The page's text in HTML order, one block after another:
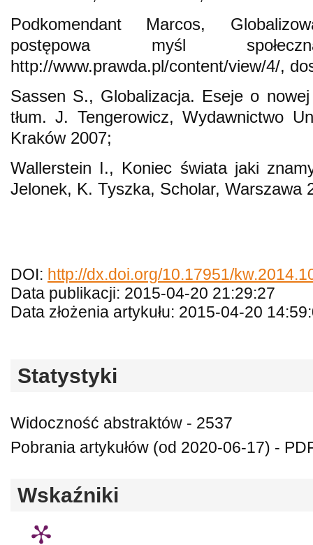
Podkomendant Marcos,
postępowa myśl
http://www.prawda.pl/content/view/4/,
Sassen S., Globalizacja. Eseje o
tłum. J. Tengerowicz, Wydawnictwo
Kraków 2007;
Wallerstein I., Koniec świata jaki
Jelonek, K. Tyszka, Scholar, Warszawa
DOI: http://dx.doi.org/10.17951/
Data publikacji: 2015-04-20 21:29:27
Data złożenia artykułu: 2015-04-20
Statystyki
Widoczność abstraktów - 2537
Pobrania artykułów (od 2020-06-17) -
Wskaźniki